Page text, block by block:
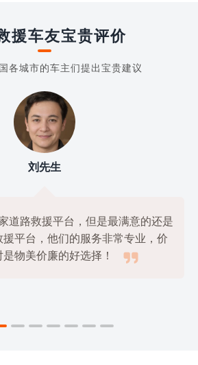
援车友宝贵评价
各城市的车主们提出宝贵建议
刘先生
道路救援平台，但是最满意的还是
平台，他们的服务非常专业，价
物美价廉的好选择！
